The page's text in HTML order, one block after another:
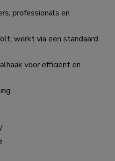
professionals en
werkt via een standaard
voor efficiënt en